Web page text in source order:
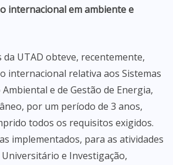
internacional em ambiente e
da UTAD obteve, recentemente,
internacional relativa aos Sistemas
Ambiental e de Gestão de Energia,
por um período de 3 anos,
todos os requisitos exigidos.
implementados, para as atividades
e Investigação,